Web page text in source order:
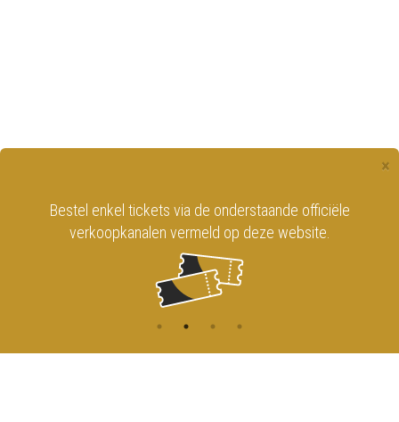
×
Bestel enkel tickets via de onderstaande officiële
verkoopkanalen vermeld op deze website.